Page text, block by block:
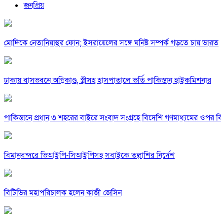
জনপ্রিয়
মোদিকে নেতানিয়াহুর ফোন; ইসরায়েলের সঙ্গে ঘনিষ্ট সম্পর্ক গড়তে চায় ভারত
ঢাকায় বাসভবনে অগ্নিকাণ্ড, স্ত্রীসহ হাসপাতালে ভর্তি পাকিস্তান হাইকমিশনার
পাকিস্তানে প্রধান ৩ শহরের বাইরে সংবাদ সংগ্রহে বিদেশি গণমাধ্যমের ওপর
বিমানবন্দরে ভিআইপি-সিআইপিসহ সবাইকে তল্লাশির নির্দেশ
বিটিভির মহাপরিচালক হলেন কাজী জেসিন